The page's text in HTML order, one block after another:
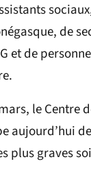
de
et de
le Centre
aujourd’hui
plus graves